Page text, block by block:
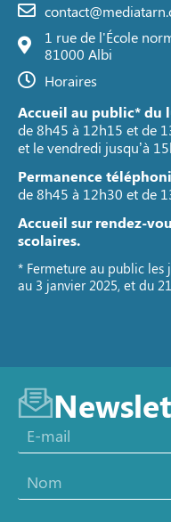
1 rue de l'École
81000 Albi
Horaires
Accueil au public* du
de 8h45 à 12h15 et de
et le vendredi jusqu’à
Permanence
de 8h45 à 12h30 et de
Accueil sur rendez-
scolaires.
* Fermeture au public les
au 3 janvier 2025, et du